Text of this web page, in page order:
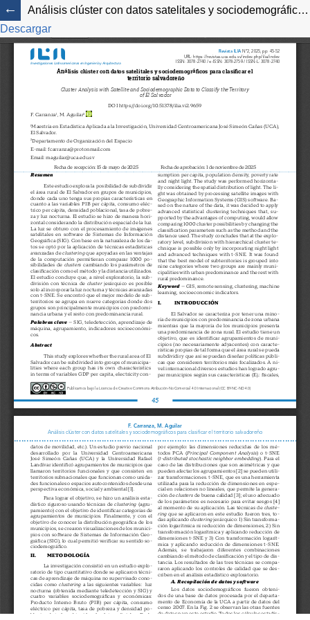
Análisis clúster con datos satelitales y sociodemográficos para clasificar el territorio salvadoreño
Descargar